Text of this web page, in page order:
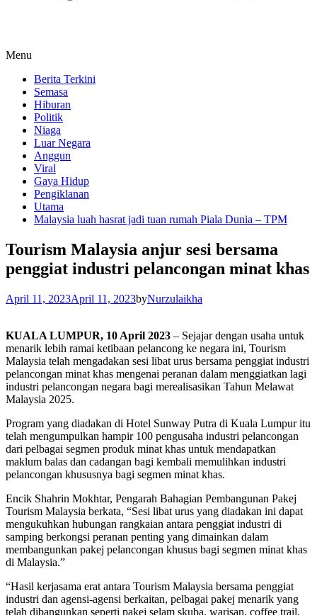
Menu
Berita Terkini
Semasa
Hiburan
Politik
Niaga
Luar Negara
Anggun
Viral
Gaya Hidup
Pengiklanan
Utama
Malaysia luah hasrat jadi tuan rumah Piala Dunia – TPM
Tourism Malaysia anjur sesi bersama
penggiat industri pelancongan minat khas
April 11, 2023April 11, 2023byNurzulaikha
KUALA LUMPUR, 10 April 2023 – Sejajar dengan usaha untuk
menarik lebih ramai ketibaan pelancong ke negara ini, Tourism
Malaysia telah mengadakan sesi libat urus bersama penggiat industri
pelancongan minat khas mengenai peranan dalam menggiatkan lagi
industri pelancongan negara bagi merealisasikan Tahun Melawat
Malaysia 2025.
Program yang diadakan di Hotel Sunway Putra di Kuala Lumpur itu
telah mengumpulkan hampir 100 pengusaha industri pelancongan
dari pelbagai segmen produk minat khas untuk mendapatkan
maklum balas dan cadangan bagi kembali memulihkan industri
pelancongan khususnya bagi segmen minat khas.
Encik Shahrin Mokhtar, Pengarah Bahagian Pembangunan Pakej
Tourism Malaysia berkata, “Sesi libat urus yang diadakan ini dapat
mengukuhkan hubungan rangkaian antara penggiat industri di
samping berkongsi peranan penting yang dimainkan dalam
membangunkan pakej pelancongan khusus bagi segmen minat khas
di Malaysia.”
“Hasil kerjasama erat antara Tourism Malaysia bersama penggiat
industri dan agensi-agensi berkaitan, pelbagai pakej menarik yang
telah dibangunkan seperti pakej selam skuba, warisan, coffee trail,